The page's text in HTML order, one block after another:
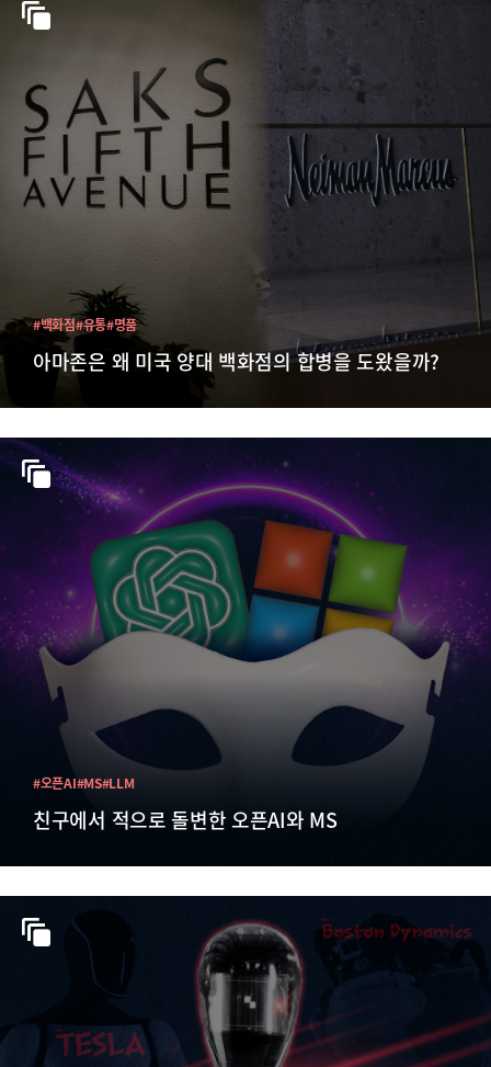
아마존은 왜 미국 양대 백화점의 합병을 도왔을까?
#백화점#유통#명품
친구에서 적으로 돌변한 오픈AI와 MS
#오픈AI#MS#LLM